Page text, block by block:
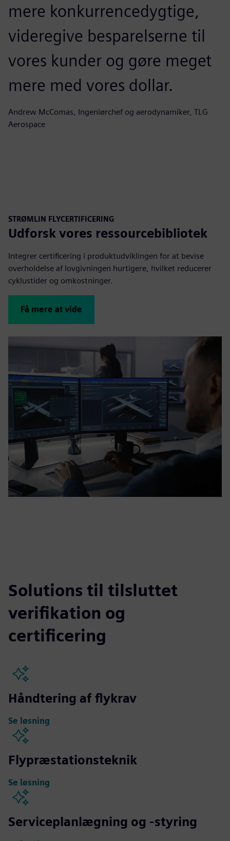
mere konkurrencedygtige,
videregive besparelserne til
vores kunder og gøre meget
mere med vores dollar.
Andrew McComas, Ingeniørchef og aerodynamiker, TLG
Aerospace
STRØMLIN FLYCERTIFICERING
Udforsk vores ressourcebibliotek
Integrer certificering i produktudviklingen for at bevise
overholdelse af lovgivningen hurtigere, hvilket reducerer
cyklustider og omkostninger.
Få mere at vide
Solutions til tilsluttet
verifikation og
certificering
Håndtering af flykrav
Se løsning
Flypræstationsteknik
Se løsning
Serviceplanlægning og -styring